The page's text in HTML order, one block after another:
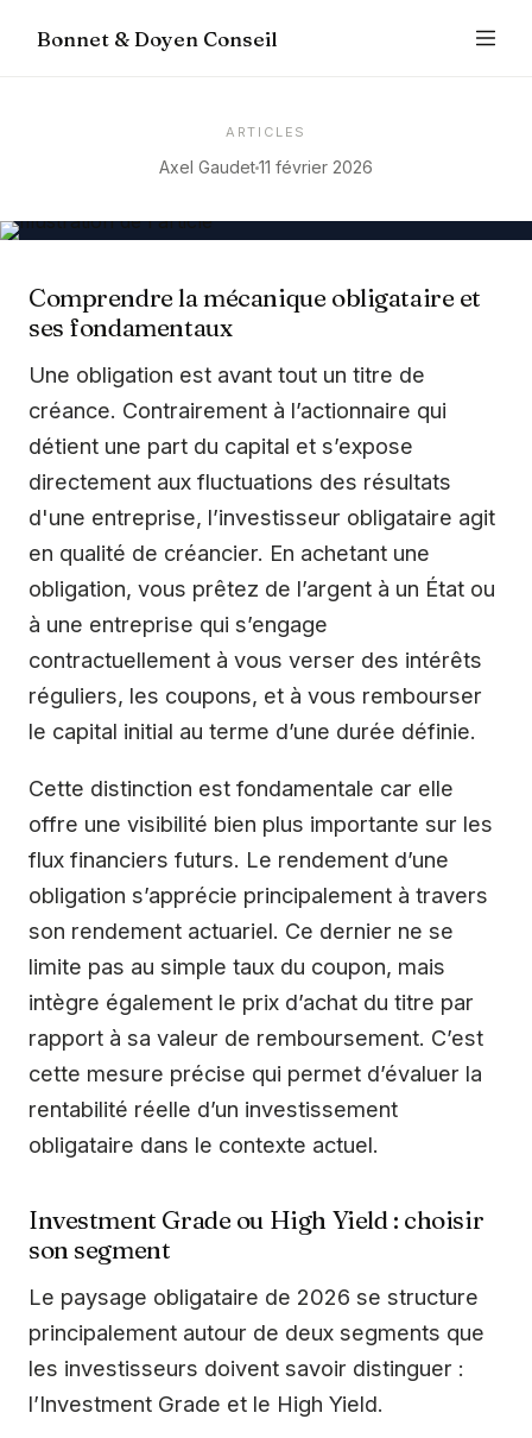
Bonnet & Doyen Conseil
ARTICLES
Axel Gaudet11 février 2026
Comprendre la mécanique obligataire et
ses fondamentaux
Une obligation est avant tout un titre de
créance. Contrairement à l’actionnaire qui
détient une part du capital et s’expose
directement aux fluctuations des résultats
d'une entreprise, l’investisseur obligataire agit
en qualité de créancier. En achetant une
obligation, vous prêtez de l’argent à un État ou
à une entreprise qui s’engage
contractuellement à vous verser des intérêts
réguliers, les coupons, et à vous rembourser
le capital initial au terme d’une durée définie.
Cette distinction est fondamentale car elle
offre une visibilité bien plus importante sur les
flux financiers futurs. Le rendement d’une
obligation s’apprécie principalement à travers
son rendement actuariel. Ce dernier ne se
limite pas au simple taux du coupon, mais
intègre également le prix d’achat du titre par
rapport à sa valeur de remboursement. C’est
cette mesure précise qui permet d’évaluer la
rentabilité réelle d’un investissement
obligataire dans le contexte actuel.
Investment Grade ou High Yield : choisir
son segment
Le paysage obligataire de 2026 se structure
principalement autour de deux segments que
les investisseurs doivent savoir distinguer :
l’Investment Grade et le High Yield.